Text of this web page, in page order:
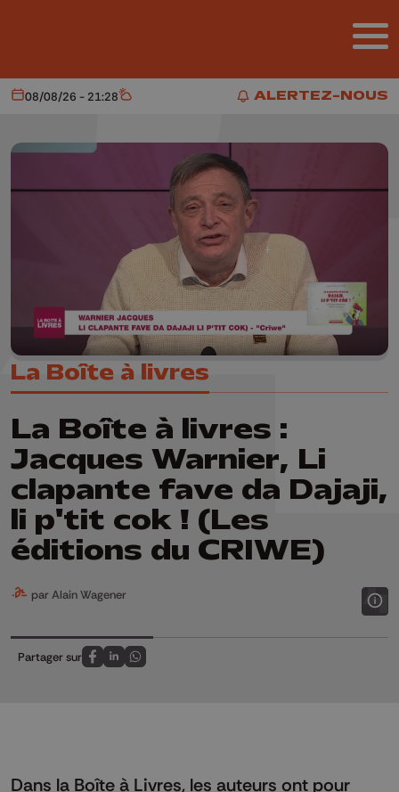
ALERTEZ-NOUS
ALERTEZ-NOUS
Aujourd'hui
08/08/26 - 21:28 Météo
La Boîte à livres
La Boîte à livres :
Jacques Warnier, Li
clapante fave da Dajaji,
li p'tit cok ! (Les
éditions du CRIWE)
par Alain Wagener
Partager sur
Partagez sur FaceBook
Partagez sur LinkedIn
Partagez sur Whatsapp
Dans la Boîte à Livres, les auteurs ont pour